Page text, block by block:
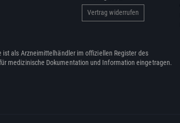
Vertrag widerrufen
ist als Arzneimittelhändler im offiziellen Register des
medizinische Dokumentation und Information eingetragen.